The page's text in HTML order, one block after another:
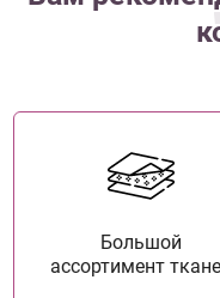
Большой
ассортимент